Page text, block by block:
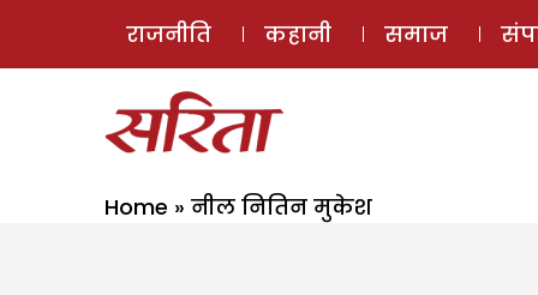
राजनीति कहानी समाज
Home » नील नितिन मुकेश